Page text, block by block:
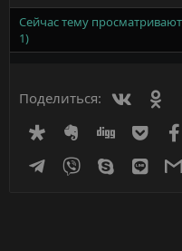
Сейчас тему
1)
Поделиться:
DiasporaEvernoteDigg
Telegram
Viber Skype Line